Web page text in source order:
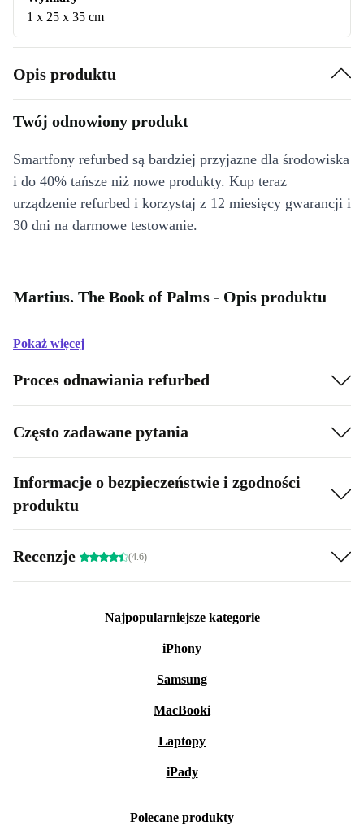
1 x 25 x 35 cm
Opis produktu
Twój odnowiony produkt
Smartfony refurbed są bardziej przyjazne dla środowiska
i do 40% tańsze niż nowe produkty. Kup teraz
urządzenie refurbed i korzystaj z 12 miesięcy gwarancji i
30 dni na darmowe testowanie.
Martius. The Book of Palms - Opis produktu
Pokaż więcej
Proces odnawiania refurbed
Często zadawane pytania
Informacje o bezpieczeństwie i zgodności
produktu
Recenzje (4.6)
Najpopularniejsze kategorie
iPhony
Samsung
MacBooki
Laptopy
iPady
Polecane produkty